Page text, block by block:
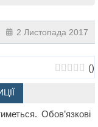
3 клас2 Листопада 2017
()
Обов’язкові